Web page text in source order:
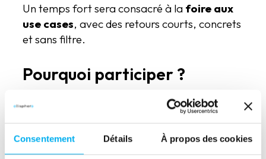
Consentement Détails À propos des cookies
Un temps fort sera consacré à la foire aux
use cases, avec des retours courts, concrets
et sans filtre.
Pourquoi participer ?
Comprendre les grandes tendances Data
Identifier des cas d’usage réellement
activables